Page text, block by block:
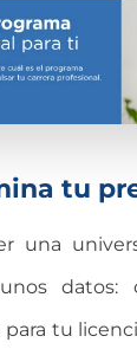
tu
una
datos:
tu